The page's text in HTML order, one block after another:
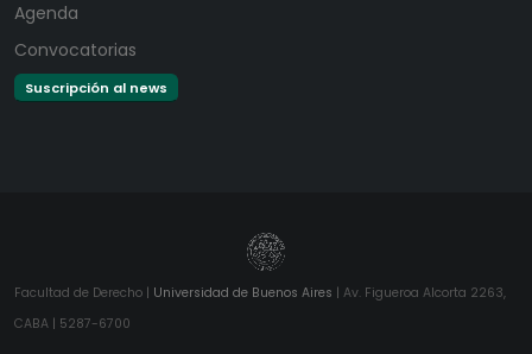
Agenda
Convocatorias
Suscripción al news
Facultad de Derecho | Universidad de Buenos Aires | Av. Figueroa Alcorta 2263,
CABA | 5287-6700